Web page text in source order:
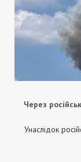
Через
Унаслідок